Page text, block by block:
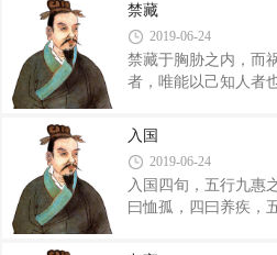
天下之良工，则有战
如？”管子对曰：“毁其
则民反素也。故主虞
无邪吏，朝无奸臣
主：丰赏厚赐以竭藏
衰，法伤则奸门闿
事无常而法令申曳
伸五色，耳常五声，
禁藏
2019-06-24
禁藏于胸胁之内，而
者，唯能以己知人者
王不美宫室，非喜小
伤于本事，而妨于教
内而后外，民亦务
之于其所利，赏之于
其所余财，功之于其
入国
2019-06-24
入国四旬，五行九惠
曰恤孤，四曰养疾，
都皆有掌老，年七十